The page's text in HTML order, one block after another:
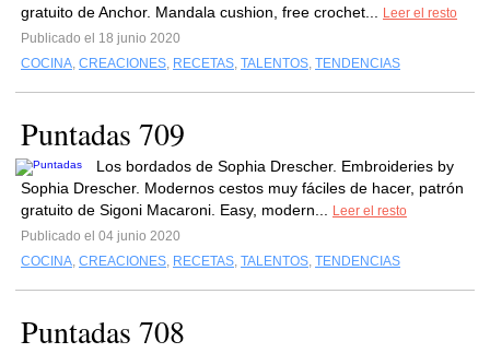
gratuito de Anchor. Mandala cushion, free crochet...
Leer el resto
Publicado el 18 junio 2020
COCINA, CREACIONES, RECETAS, TALENTOS, TENDENCIAS
Puntadas 709
Los bordados de Sophia Drescher. Embroideries by
Sophia Drescher. Modernos cestos muy fáciles de hacer, patrón
gratuito de Sigoni Macaroni. Easy, modern...
Leer el resto
Publicado el 04 junio 2020
COCINA, CREACIONES, RECETAS, TALENTOS, TENDENCIAS
Puntadas 708